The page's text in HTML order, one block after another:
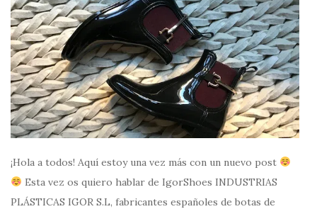
¡Hola a todos! Aquí estoy una vez más con un nuevo post
Esta vez os quiero hablar de IgorShoes INDUSTRIAS
PLÁSTICAS IGOR S.L, fabricantes españoles de botas de